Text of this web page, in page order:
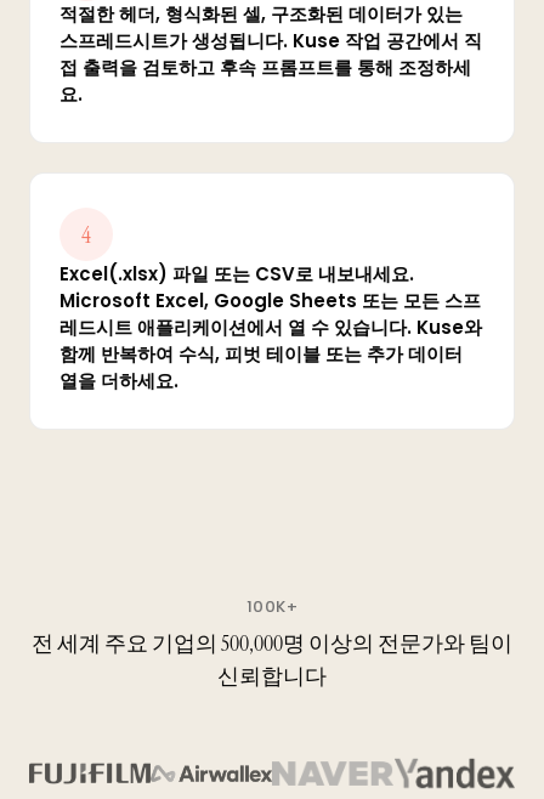
적절한 헤더, 형식화된 셀, 구조화된 데이터가 있는
스프레드시트가 생성됩니다. Kuse 작업 공간에서 직
접 출력을 검토하고 후속 프롬프트를 통해 조정하세
요.
4
Excel(.xlsx) 파일 또는 CSV로 내보내세요.
Microsoft Excel, Google Sheets 또는 모든 스프
레드시트 애플리케이션에서 열 수 있습니다. Kuse와
함께 반복하여 수식, 피벗 테이블 또는 추가 데이터
열을 더하세요.
100K+
전 세계 주요 기업의 500,000명 이상의 전문가와 팀이
신뢰합니다